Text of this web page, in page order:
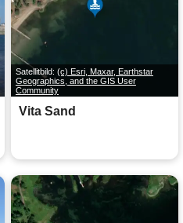
Satellitbild: (c) Esri, Maxar, Earthstar
Geographics, and the GIS User
Community
Vita Sand